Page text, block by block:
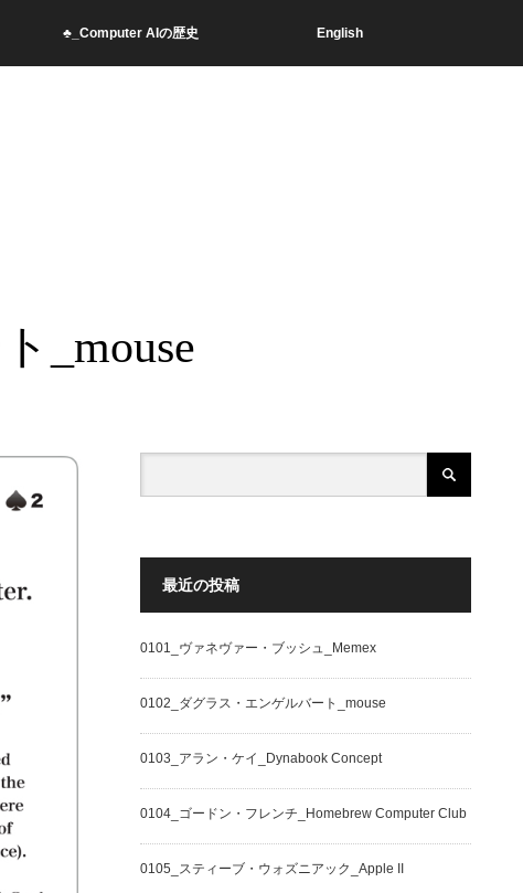
♣_Computer AIの歴史 English
_mouse
最近の投稿
0101_ヴァネヴァー・ブッシュ_Memex
0102_ダグラス・エンゲルバート_mouse
0103_アラン・ケイ_Dynabook Concept
0104_ゴードン・フレンチ_Homebrew Computer Club
0105_スティーブ・ウォズニアック_Apple II